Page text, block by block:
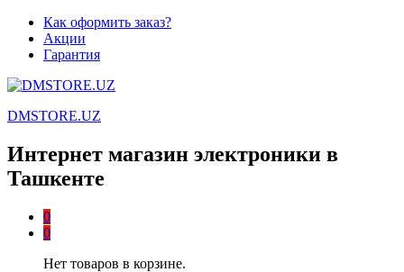
Как оформить заказ?
Акции
Гарантия
DMSTORE.UZ
Интернет магазин электроники в
Ташкенте
0
0
Нет товаров в корзине.